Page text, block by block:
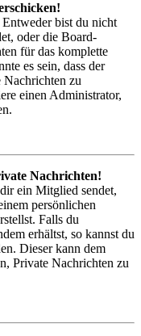
bist du nicht
oder die Board-
für das komplette
es sein, dass der
zu
einen Administrator,
Nachrichten!
ein Mitglied sendet,
persönlichen
Falls du
erhältst, so kannst du
Dieser kann dem
Private Nachrichten zu